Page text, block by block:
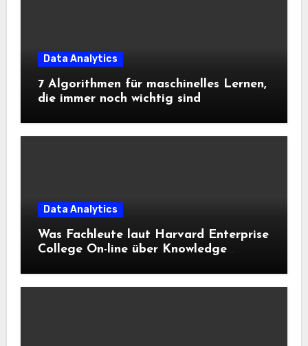
Data Analytics
7 Algorithmen für maschinelles Lernen,
die immer noch wichtig sind
Data Analytics
Was Fachleute laut Harvard Enterprise
College On-line über Knowledge